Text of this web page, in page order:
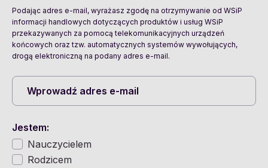
Podając adres e-mail, wyrażasz zgodę na otrzymywanie od WSiP
informacji handlowych dotyczących produktów i usług WSiP
przekazywanych za pomocą telekomunikacyjnych urządzeń
końcowych oraz tzw. automatycznych systemów wywołujących,
drogą elektroniczną na podany adres e-mail.
Jestem:
Nauczycielem
Rodzicem